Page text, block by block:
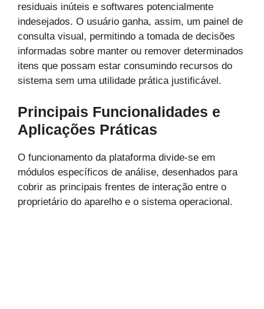
residuais inúteis e softwares potencialmente
indesejados. O usuário ganha, assim, um painel de
consulta visual, permitindo a tomada de decisões
informadas sobre manter ou remover determinados
itens que possam estar consumindo recursos do
sistema sem uma utilidade prática justificável.
Principais Funcionalidades e
Aplicações Práticas
O funcionamento da plataforma divide-se em
módulos específicos de análise, desenhados para
cobrir as principais frentes de interação entre o
proprietário do aparelho e o sistema operacional.